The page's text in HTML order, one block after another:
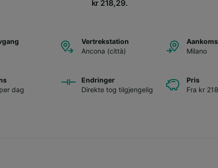
kr 218,29.
Vertrekstation
Ancona (città)
Milano
dag
Endringer
Direkte tog tilgjengelig
Pris
Fra kr